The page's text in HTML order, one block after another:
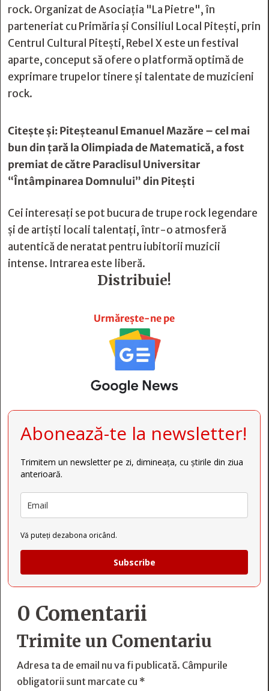
rock. Organizat de Asociația "La Pietre", în
parteneriat cu Primăria și Consiliul Local Pitești, prin
Centrul Cultural Pitești, Rebel X este un festival
aparte, conceput să ofere o platformă optimă de
exprimare trupelor tinere și talentate de muzicieni
rock.
Citește și:Piteşteanul Emanuel Mazăre – cel mai
bun din ţară la Olimpiada de Matematică, a fost
premiat de către Paraclisul Universitar
“Întâmpinarea Domnului” din Piteşti
Cei interesați se pot bucura de trupe rock legendare
și de artiști locali talentați, într-o atmosferă
autentică de neratat pentru iubitorii muzicii
intense. Intrarea este liberă.
Distribuie!
Urmărește-ne pe
Abonează-te la newsletter!
Trimitem un newsletter pe zi, dimineața, cu știrile din ziua
anterioară.
Vă puteți dezabona oricând.
Subscribe
0 Comentarii
Trimite un Comentariu
Adresa ta de email nu va fi publicată. Câmpurile
obligatorii sunt marcate cu *